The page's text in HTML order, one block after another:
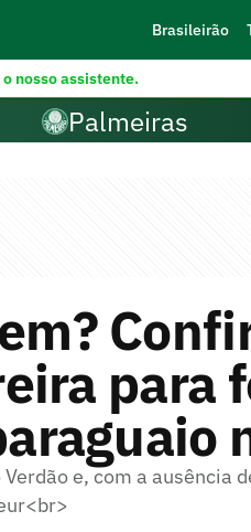
Brasileirão
nosso assistente.
Palmeiras
para
e, com a ausência